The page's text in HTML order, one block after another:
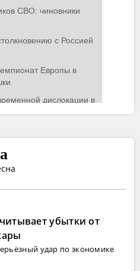
убытки от
удар по экономике